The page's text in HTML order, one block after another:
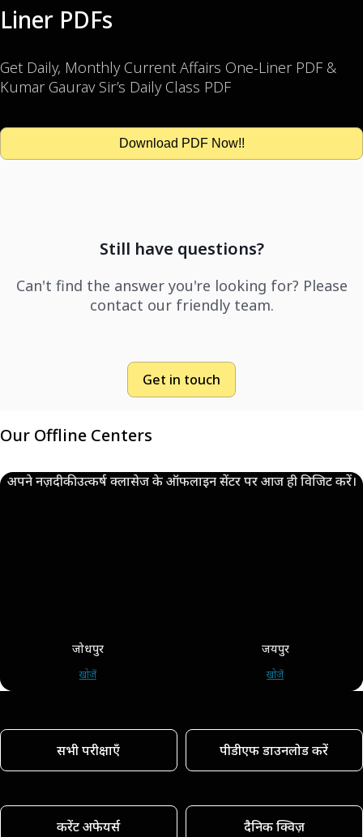
Liner PDFs
Get Daily, Monthly Current Affairs One-Liner PDF &
Kumar Gaurav Sir’s Daily Class PDF
Download PDF Now!!
Still have questions?
Can't find the answer you're looking for? Please
contact our friendly team.
Get in touch
Our Offline Centers
अपने नज़दीकी उत्कर्ष क्लासेज के ऑफलाइन सेंटर पर आज ही विजिट करें।
जोधपुर
खोजें
जयपुर
खोजें
सभी परीक्षाएँ पीडीएफ डाउनलोड करें
करेंट अफेयर्स दैनिक क्विज़